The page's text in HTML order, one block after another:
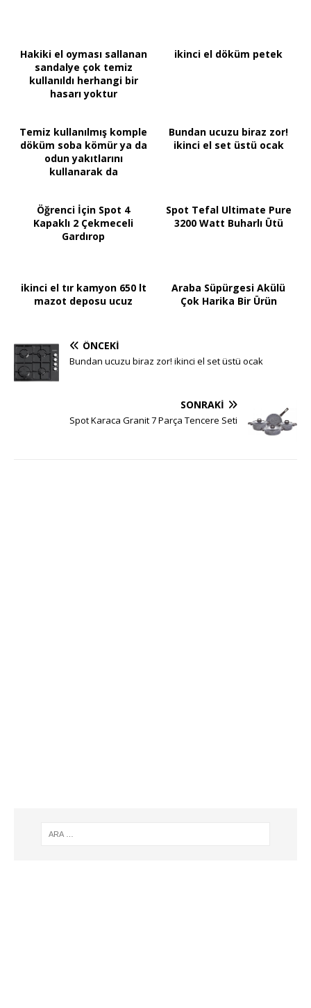
Hakiki el oyması sallanan
sandalye çok temiz
kullanıldı herhangi bir
hasarı yoktur
ikinci el döküm petek
Temiz kullanılmış komple
döküm soba kömür ya da
odun yakıtlarını
kullanarak da
Bundan ucuzu biraz zor!
ikinci el set üstü ocak
Öğrenci İçin Spot 4
Kapaklı 2 Çekmeceli
Gardırop
Spot Tefal Ultimate Pure
3200 Watt Buharlı Ütü
ikinci el tır kamyon 650 lt
mazot deposu ucuz
Araba Süpürgesi Akülü
Çok Harika Bir Ürün
ÖNCEKI
Bundan ucuzu biraz zor! ikinci el set üstü ocak
SONRAKI
Spot Karaca Granit 7 Parça Tencere Seti